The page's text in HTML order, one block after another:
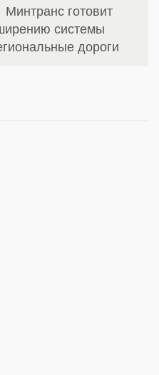
Минтранс готовит
системы
дороги